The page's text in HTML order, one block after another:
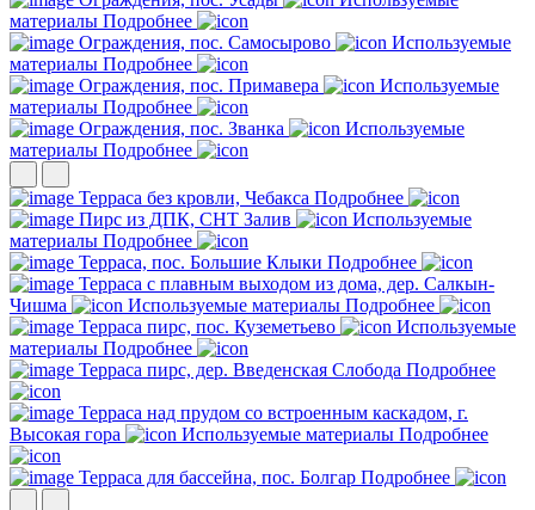
материалы Подробнее
Ограждения, пос. Самосырово
Используемые
материалы Подробнее
Ограждения, пос. Примавера
Используемые
материалы Подробнее
Ограждения, пос. Званка
Используемые
материалы Подробнее
Терраса без кровли, Чебакса Подробнее
Пирс из ДПК, СНТ Залив
Используемые
материалы Подробнее
Терраса, пос. Большие Клыки Подробнее
Терраса с плавным выходом из дома, дер. Салкын-
Чишма
Используемые материалы Подробнее
Терраса пирс, пос. Куземетьево
Используемые
материалы Подробнее
Терраса пирс, дер. Введенская Слобода Подробнее
Терраса над прудом со встроенным каскадом, г.
Высокая гора
Используемые материалы Подробнее
Терраса для бассейна, пос. Болгар Подробнее